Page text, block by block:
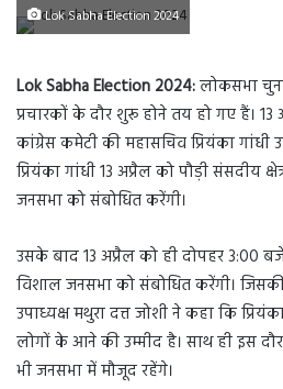
Lok Sabha Election 2024
Lok Sabha Election 2024:लोकसभा
प्रचारकों के दौर शुरू होने तय हो गए हैं।
कांग्रेस कमेटी की महासचिव प्रियंका गांधी
प्रियंका गांधी 13 अप्रैल को पौड़ी संसदीय
जनसभा को संबोधित करेंगी।
उसके बाद 13 अप्रैल को ही दोपहर 3:00
विशाल जनसभा को संबोधित करेंगी।
उपाध्यक्ष मथुरा दत्त जोशी ने कहा कि
लोगों के आने की उम्मीद है। साथ ही इस
भी जनसभा में मौजूद रहेंगे।